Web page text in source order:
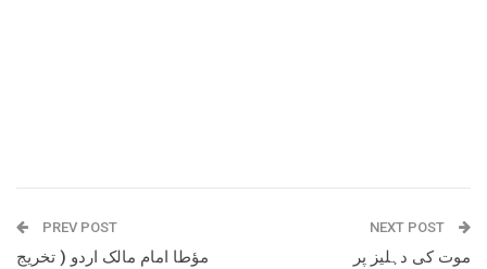
PREV POST
مؤطا امام مالک اردو ( تخریج
NEXT POST
موت کی دہلیز پر